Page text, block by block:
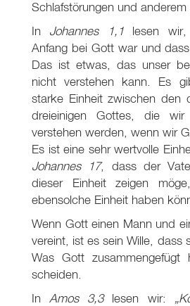
Schlafstörungen und anderem
In Johannes 1,1 lesen
Anfang bei Gott war und
Das ist etwas, das unser
nicht verstehen kann. Es
starke Einheit zwischen den
dreieinigen Gottes, die
verstehen werden, wenn wir
Es ist eine sehr wertvolle
Johannes 17, dass der
dieser Einheit zeigen
ebensolche Einheit haben
Wenn Gott einen Mann und
vereint, ist es sein Wille, dass
Was Gott zusammengefügt
scheiden.
InAmos 3,3 lesen wir: